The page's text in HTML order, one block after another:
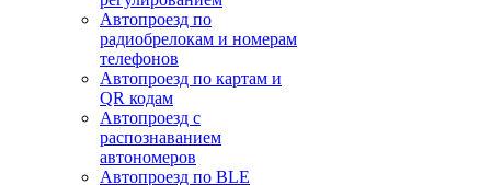
Автопроезд по
радиобрелокам и номерам
телефонов
Автопроезд по картам и
QR кодам
Автопроезд с
распознаванием
автономеров
Автопроезд по BLE